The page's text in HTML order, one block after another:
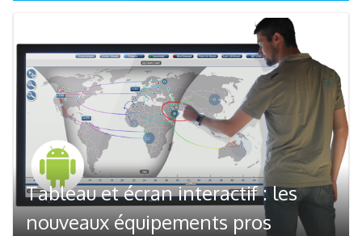
Tableau et écran interactif : les
nouveaux équipements pros